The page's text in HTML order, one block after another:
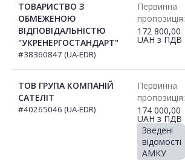
ТОВАРИСТВО З
ОБМЕЖЕНОЮ
ВІДПОВІДАЛЬНІСТЮ
"УКРЕНЕРГОСТАНДАРТ"
#38360847 (UA-EDR)
Первинна
пропозиція:
172 800,00
UAH з ПДВ
ТОВ ГРУПА КОМПАНІЙ
САТЕЛІТ
#40265046 (UA-EDR)
Первинна
пропозиція:
174 000,00
UAH з ПДВ
Зведені
відомості
АМКУ